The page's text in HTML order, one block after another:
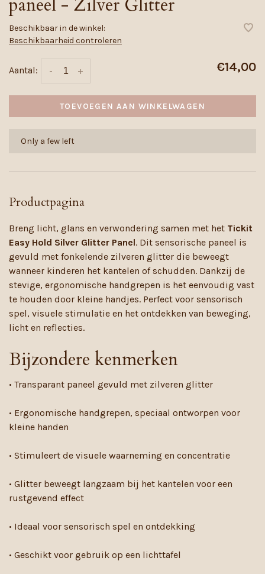
paneel - Zilver Glitter
Beschikbaar in de winkel:
Beschikbaarheid controleren
Aantal: +
- €14,00
TOEVOEGEN AAN WINKELWAGEN
Only a few left
Productpagina
Breng licht, glans en verwondering samen met het Tickit
Easy Hold Silver Glitter Panel. Dit sensorische paneel is
gevuld met fonkelende zilveren glitter die beweegt
wanneer kinderen het kantelen of schudden. Dankzij de
stevige, ergonomische handgrepen is het eenvoudig vast
te houden door kleine handjes. Perfect voor sensorisch
spel, visuele stimulatie en het ontdekken van beweging,
licht en reflecties.
Bijzondere kenmerken
• Transparant paneel gevuld met zilveren glitter
• Ergonomische handgrepen, speciaal ontworpen voor
kleine handen
• Stimuleert de visuele waarneming en concentratie
• Glitter beweegt langzaam bij het kantelen voor een
rustgevend effect
• Ideaal voor sensorisch spel en ontdekking
• Geschikt voor gebruik op een lichttafel